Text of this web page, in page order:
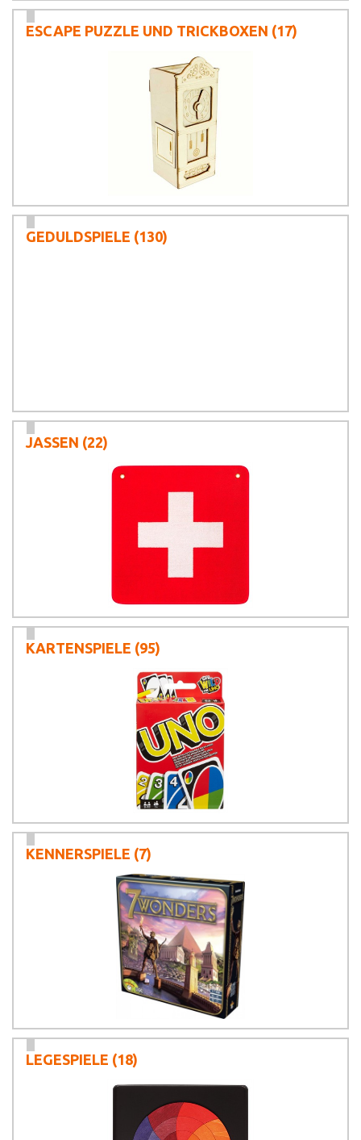
ESCAPE PUZZLE UND TRICKBOXEN (17)
GEDULDSPIELE (130)
JASSEN (22)
KARTENSPIELE (95)
KENNERSPIELE (7)
LEGESPIELE (18)